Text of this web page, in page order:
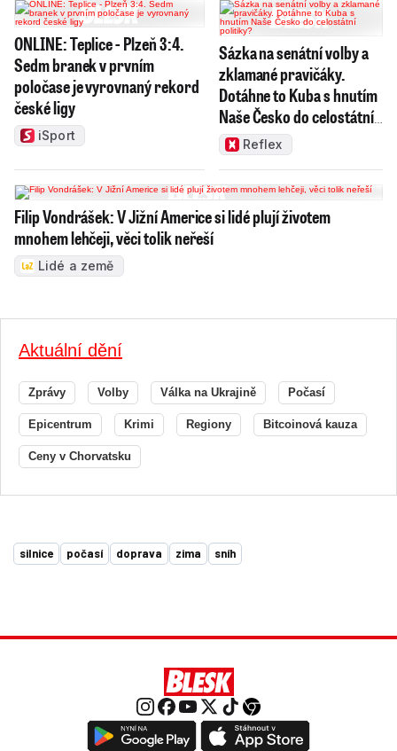
ONLINE: Teplice - Plzeň 3:4.
Sedm branek v prvním
poločase je vyrovnaný rekord
české ligy
iSport
Sázka na senátní volby a
zklamané pravičáky.
Dotáhne to Kuba s hnutím
Naše Česko do celostátní
politiky?
Reflex
Filip Vondrášek: V Jižní Americe si lidé plují životem
mnohem lehčeji, věci tolik neřeší
Lidé a země
Aktuální dění
Zprávy Volby Válka na Ukrajině Počasí
Epicentrum Krimi Regiony Bitcoinová kauza
Ceny v Chorvatsku
silnice počasí doprava zima sníh